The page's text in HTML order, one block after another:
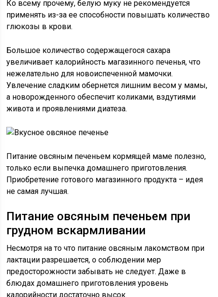
Ко всему прочему, белую муку не рекомендуется
применять из-за ее способности повышать количество
глюкозы в крови.
Большое количество содержащегося сахара
увеличивает калорийность магазинного печенья, что
нежелательно для новоиспеченной мамочки.
Увлечение сладким обернется лишним весом у мамы,
а новорожденного обеспечит коликами, вздутиями
живота и проявлениями диатеза.
Питание овсяным печеньем кормящей маме полезно,
только если выпечка домашнего приготовления.
Приобретение готового магазинного продукта – идея
не самая лучшая.
Питание овсяным печеньем при
грудном вскармливании
Несмотря на то что питание овсяным лакомством при
лактации разрешается, о соблюдении мер
предосторожности забывать не следует. Даже в
блюдах домашнего приготовления уровень
калорийности достаточно высок.